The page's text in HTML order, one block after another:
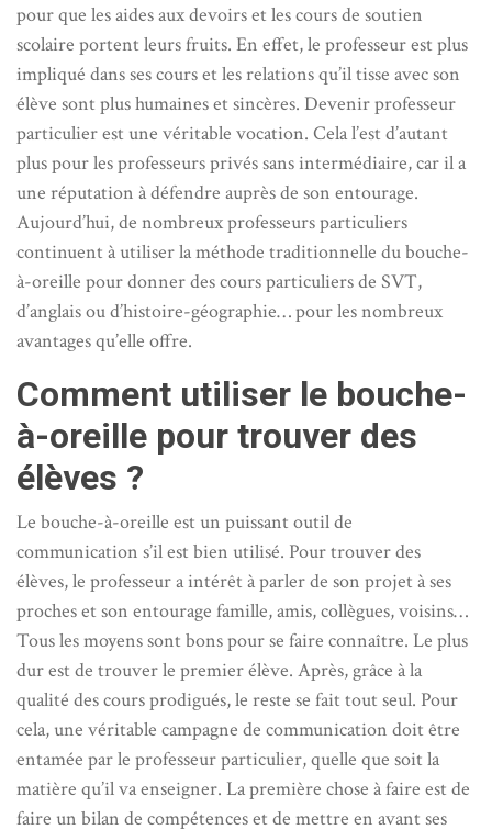
pour que les aides aux devoirs et les cours de soutien
scolaire portent leurs fruits. En effet, le professeur est plus
impliqué dans ses cours et les relations qu’il tisse avec son
élève sont plus humaines et sincères. Devenir professeur
particulier est une véritable vocation. Cela l’est d’autant
plus pour les professeurs privés sans intermédiaire, car il a
une réputation à défendre auprès de son entourage.
Aujourd’hui, de nombreux professeurs particuliers
continuent à utiliser la méthode traditionnelle du bouche-
à-oreille pour donner des cours particuliers de SVT,
d’anglais ou d’histoire-géographie… pour les nombreux
avantages qu’elle offre.
Comment utiliser le bouche-
à-oreille pour trouver des
élèves ?
Le bouche-à-oreille est un puissant outil de
communication s’il est bien utilisé. Pour trouver des
élèves, le professeur a intérêt à parler de son projet à ses
proches et son entourage famille, amis, collègues, voisins…
Tous les moyens sont bons pour se faire connaître. Le plus
dur est de trouver le premier élève. Après, grâce à la
qualité des cours prodigués, le reste se fait tout seul. Pour
cela, une véritable campagne de communication doit être
entamée par le professeur particulier, quelle que soit la
matière qu’il va enseigner. La première chose à faire est de
faire un bilan de compétences et de mettre en avant ses